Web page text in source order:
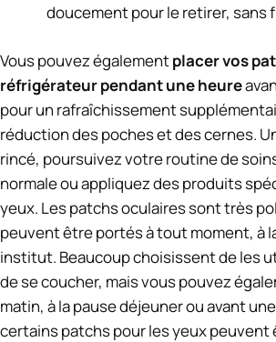
doucement pour le retirer, sans
Vous pouvez égalementplacer vos
réfrigérateur pendant une heure
pour un rafraîchissement
réduction des poches et des cernes.
rincé, poursuivez votre routine de
normale ou appliquez des produits
yeux. Les patchs oculaires sont très
peuvent être portés à tout moment, à
institut. Beaucoup choisissent de les
de se coucher, mais vous pouvez
matin, à la pause déjeuner ou avant
certains patchs pour les yeux